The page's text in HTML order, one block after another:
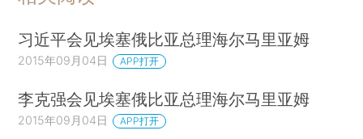
习近平会见埃塞俄比亚总理海尔马里亚姆
2015年09月04日 APP打开
李克强会见埃塞俄比亚总理海尔马里亚姆
2015年09月04日 APP打开